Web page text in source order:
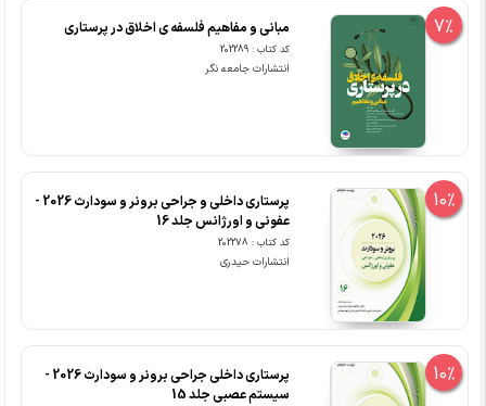
7% مبانی و مفاهیم فلسفه ی اخلاق در پرستاری
کد کتاب : 202289
انتشارات جامعه نگر
10%
پرستاری داخلی و جراحی برونر و سودارث 2026 -
عفونی و اورژانس جلد 16
کد کتاب : 202278
انتشارات حیدری
10%
پرستاری داخلی جراحی برونر و سودارث 2026 -
سیستم عصبی جلد 15